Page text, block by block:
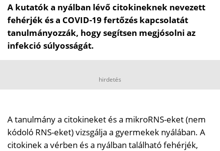
A kutatók a nyálban lévő citokineknek nevezett
fehérjék és a COVID-19 fertőzés kapcsolatát
tanulmányozzák, hogy segítsen megjósolni az
infekció súlyosságát.
hirdetés
A tanulmány a citokineket és a mikroRNS-eket (nem
kódoló RNS-eket) vizsgálja a gyermekek nyálában. A
citokinek a vérben és a nyálban található fehérjék,